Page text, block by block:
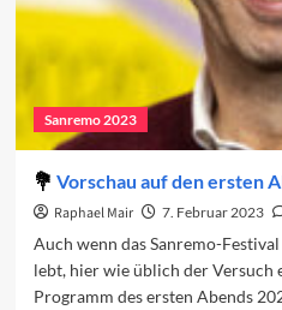
Sanremo 2023
Vorschau auf den ersten
Raphael Mair 7. Februar 2023
Auch wenn das Sanremo-
lebt, hier wie üblich der Versuch
Programm des ersten Abends